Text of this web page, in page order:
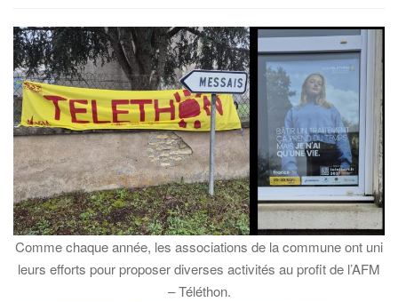
n
Comme chaque année, les associations de la commune ont uni
leurs efforts pour proposer diverses activités au profit de l’AFM
– Téléthon.